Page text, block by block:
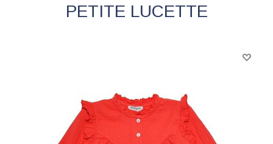
PETITE LUCETTE